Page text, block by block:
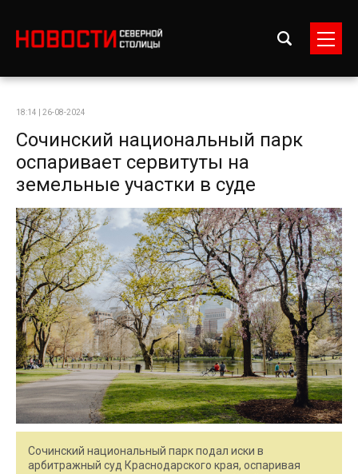
18:14 | 26-08-2024
Сочинский национальный парк
оспаривает сервитуты на
земельные участки в суде
Сочинский национальный парк подал иски в
арбитражный суд Краснодарского края, оспаривая